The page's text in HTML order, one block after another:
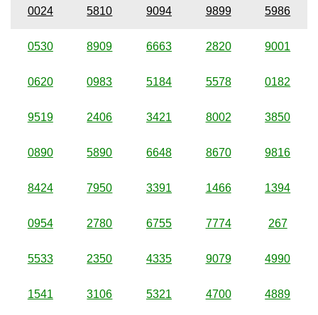
0024 5810 9094 9899 5986
0530 8909 6663 2820 9001
0620 0983 5184 5578 0182
9519 2406 3421 8002 3850
0890 5890 6648 8670 9816
8424 7950 3391 1466 1394
0954 2780 6755 7774 267
5533 2350 4335 9079 4990
1541 3106 5321 4700 4889